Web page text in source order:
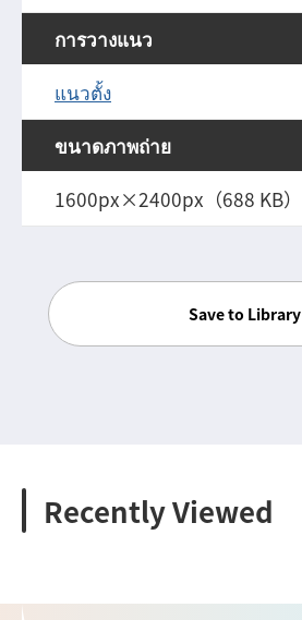
การวางแนว
แนวตั้ง
ขนาดภาพถ่าย
1600px×2400px（688 KB）
Save to Library
Recently Viewed